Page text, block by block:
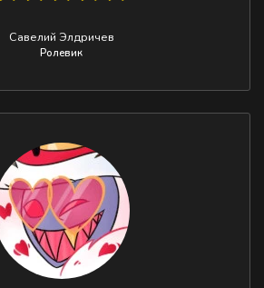
Савелий Элдричев
Ролевик